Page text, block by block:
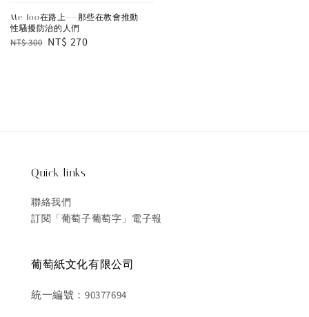
Me Too在路上——那些在教會推動
性騷擾防治的人們
Regular
NT$ 300 Sale
NT$ 270
Quick links
聯絡我們
訂閱「葡萄子葡萄字」電子報
葡萄紙文化有限公司
統一編號：90377694